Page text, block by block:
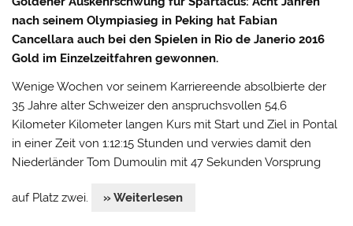
nach seinem Olympiasieg in Peking hat Fabian
Cancellara auch bei den Spielen in Rio de Janerio 2016
Gold im Einzelzeitfahren gewonnen.
Wenige Wochen vor seinem Karriereende absolbierte der
35 Jahre alter Schweizer den anspruchsvollen 54,6
Kilometer Kilometer langen Kurs mit Start und Ziel in Pontal
in einer Zeit von 1:12:15 Stunden und verwies damit den
Niederländer Tom Dumoulin mit 47 Sekunden Vorsprung
auf Platz zwei. » Weiterlesen